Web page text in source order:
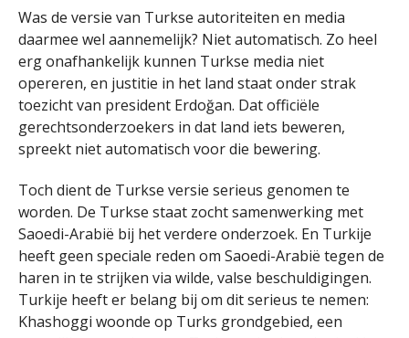
Was de versie van Turkse autoriteiten en media
daarmee wel aannemelijk? Niet automatisch. Zo heel
erg onafhankelijk kunnen Turkse media niet
opereren, en justitie in het land staat onder strak
toezicht van president Erdoğan. Dat officiële
gerechtsonderzoekers in dat land iets beweren,
spreekt niet automatisch voor die bewering.
Toch dient de Turkse versie serieus genomen te
worden. De Turkse staat zocht samenwerking met
Saoedi-Arabië bij het verdere onderzoek. En Turkije
heeft geen speciale reden om Saoedi-Arabië tegen de
haren in te strijken via wilde, valse beschuldigingen.
Turkije heeft er belang bij om dit serieus te nemen:
Khashoggi woonde op Turks grondgebied, een